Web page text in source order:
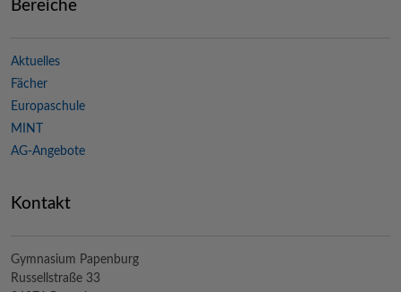
Bereiche
Aktuelles
Fächer
Europaschule
MINT
AG-Angebote
Kontakt
Gymnasium Papenburg
Russellstraße 33